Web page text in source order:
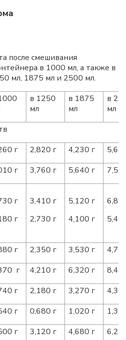
после смешивания
в 1000 мл, а также в
мл, 1875 мл и 2500 мл.
в 1250
мл
в 1875
мл
в
мл
г 2,820 г 4,230 г
г 3,760 г 5,640 г
г
г
3,410 г
2,730 г
5,120 г
4,100 г
г 2,350 г 3,530 г
г 4,210 г 6,320 г
г 2,180 г 3,270 г
г 0,680 г 1,020 г
г 3,120 г 4,680 г